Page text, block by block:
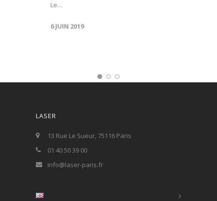
Le…
6 JUIN 2019
LASER
13 Rue Le Sueur, 75116 Paris
01 40 50 39 00
info@laser-paris.fr